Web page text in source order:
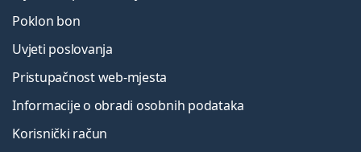
Poklon bon
Uvjeti poslovanja
Pristupačnost web-mjesta
Informacije o obradi osobnih podataka
Korisnički račun